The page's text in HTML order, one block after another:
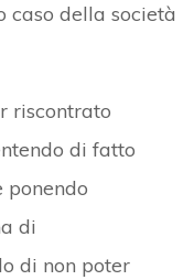
caso della società
riscontrato
di fatto
ponendo
di
di non poter